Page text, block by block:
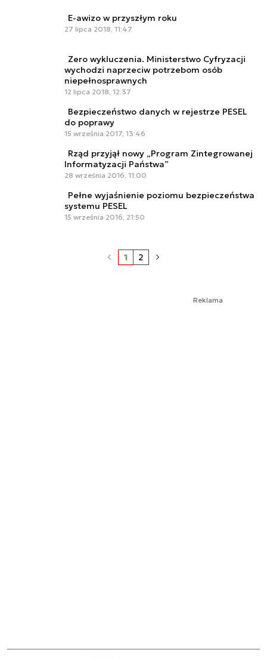
E-awizo w przyszłym roku
27 lipca 2018, 11:47
Zero wykluczenia. Ministerstwo Cyfryzacji
wychodzi naprzeciw potrzebom osób
niepełnosprawnych
12 lipca 2018, 12:37
Bezpieczeństwo danych w rejestrze PESEL
do poprawy
15 września 2017, 13:46
Rząd przyjął nowy „Program Zintegrowanej
Informatyzacji Państwa”
28 września 2016, 11:00
Pełne wyjaśnienie poziomu bezpieczeństwa
systemu PESEL
15 września 2016, 21:50
1 2
Reklama